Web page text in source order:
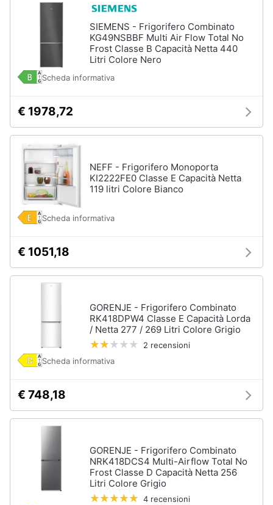
Abbattitore
Friggitrice
professionale
Idropulitrice
professionale
Vedi
tutti
Elettrodomestici
offerta
offerta
Lavatrici
Microonde
Vedi
tutti
SIEMENS - Frigorifero Combinato
KG49NSBBF Multi Air Flow Total No
Frost Classe B Capacità Netta 440
Litri Colore Nero
Scheda informativa
€ 1978,72
NEFF - Frigorifero Monoporta
KI2222FE0 Classe E Capacità Netta
119 litri Colore Bianco
Scheda informativa
€ 1051,18
GORENJE - Frigorifero Combinato
RK418DPW4 Classe E Capacità Lorda
/ Netta 277 / 269 Litri Colore Grigio
2 recensioni
Scheda informativa
€ 748,18
GORENJE - Frigorifero Combinato
NRK418DCS4 Multi-Airflow Total No
Frost Classe D Capacità Netta 256
Litri Colore Grigio
4 recensioni